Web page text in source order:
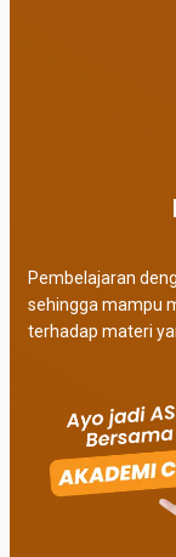
Pembelajaran
sehingga mampu
terhadap materi